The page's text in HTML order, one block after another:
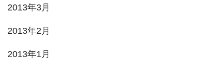
2013年3月
2013年2月
2013年1月